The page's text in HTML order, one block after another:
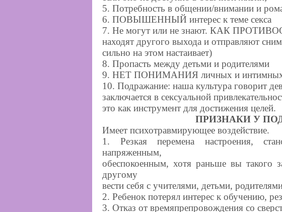
5. Потребность в общении/внимании и
6. ПОВЫШЕННЫЙ интерес к теме секса
7. Не могут или не знают. КАК
находят другого выхода и отправляют
сильно на этом настаивает)
8. Пропасть между детьми и родителями
9. НЕТ ПОНИМАНИЯ личных и интимных
10. Подражание: наша культура говорит
заключается в сексуальной
это как инструмент для достижения целей.
ПРИЗНАКИ У
Имеет психотравмирующее воздействие.
1. Резкая перемена настроения,
напряженным,
обеспокоенным, хотя раньше вы такого
другому
вести себя с учителями, детьми,
2. Ребенок потерял интерес к обучению,
3. Отказ от времяпрепровождения со